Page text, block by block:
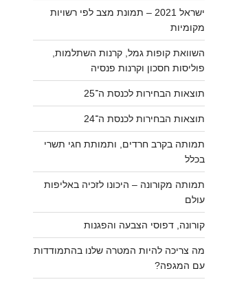
ישראל 2021 – תמונת מצב לפי רשויות
מקומיות
השוואת קופות גמל, קרנות השתלמות,
פוליסות חסכון וקרנות פנסיה
תוצאות הבחירות לכנסת ה־25
תוצאות הבחירות לכנסת ה־24
תמותה בקרב חרדים, ותמותת חגי תשרי
בכלל
תמותה מקורונה – היכונו לזכיה באליפות
עולם
קורונה, דפוסי הצבעה והפגנות
מה צריכה להיות המטרה שלנו בהתמודדות
עם המגפה?